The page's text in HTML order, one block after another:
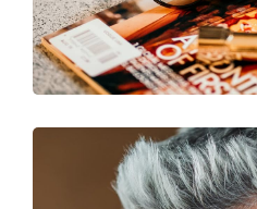
Reguliuojamos nosies
pagalvėlės:
Spyruokliniai vyriai:
Valymo šluostė: